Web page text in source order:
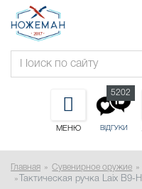
МЕНЮ ВІДГУКИ
5202
Главная Сувенирное оружие
Тактическая ручка Laix B9-H